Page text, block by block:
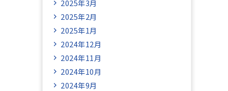
2025年3月
2025年2月
2025年1月
2024年12月
2024年11月
2024年10月
2024年9月